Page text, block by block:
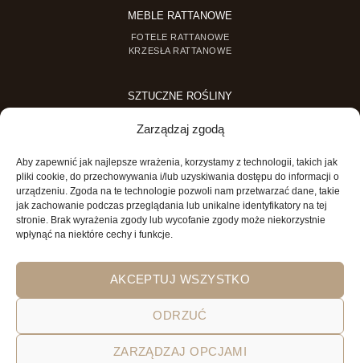
Zarządzaj zgodą
Aby zapewnić jak najlepsze wrażenia, korzystamy z technologii, takich jak
pliki cookie, do przechowywania i/lub uzyskiwania dostępu do informacji o
urządzeniu. Zgoda na te technologie pozwoli nam przetwarzać dane, takie
jak zachowanie podczas przeglądania lub unikalne identyfikatory na tej
stronie. Brak wyrażenia zgody lub wycofanie zgody może niekorzystnie
wpłynąć na niektóre cechy i funkcje.
AKCEPTUJ WSZYSTKO
ODRZUĆ
ZARZĄDZAJ OPCJAMI
MEBLE RATTANOWE
FOTELE RATTANOWE
KRZESŁA RATTANOWE
SZTUCZNE ROŚLINY
SZTUCZNE ROŚLINY DONICZKOWE
MINI OGRODY
MINI OGRÓD DLA DZIECI
POLITYKA PRYWATNOŚCI
REGULAMIN SKLEPU ON-LINE